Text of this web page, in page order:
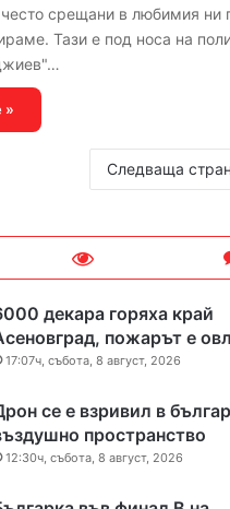
срещани в любимия ни
Тази е под носа на
»
Следваща
декара горяха край
пожарът е
17:07ч, събота, 8 август, 2026
се е взривил в
пространство
12:30ч, събота, 8 август, 2026